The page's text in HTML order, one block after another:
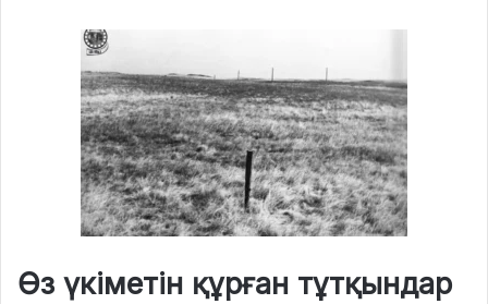
Өз үкіметін құрған тұтқындар